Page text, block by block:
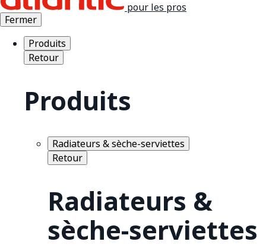
pour les pros
Fermer
Produits
Retour
Produits
Radiateurs & sèche-serviettes
Retour
Radiateurs &
sèche-serviettes